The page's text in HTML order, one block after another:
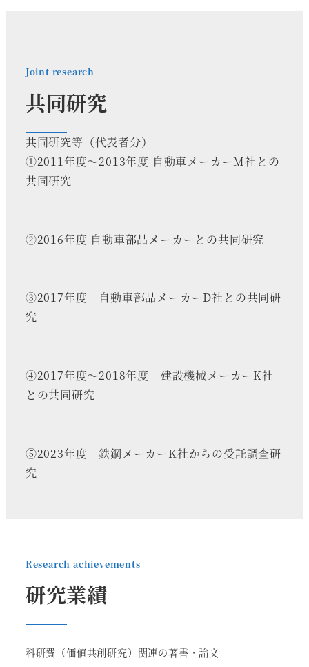
Joint research
共同研究
共同研究等（代表者分）
①2011年度～2013年度 自動車メーカーM社との
共同研究
②2016年度 自動車部品メーカーとの共同研究
③2017年度 自動車部品メーカーD社との共同研
究
④2017年度～2018年度 建設機械メーカーK社
との共同研究
⑤2023年度 鉄鋼メーカーK社からの受託調査研
究
Research achievements
研究業績
科研費（価値共創研究）関連の著書・論文